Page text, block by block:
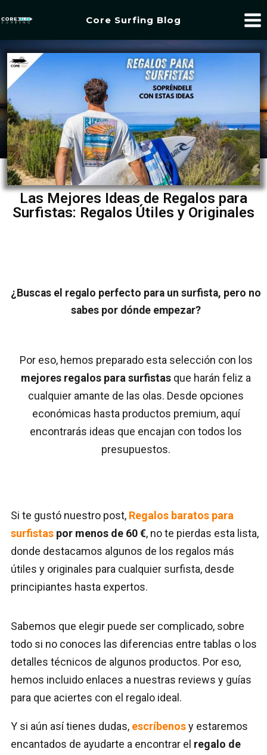
Core Surfing Blog
Las Mejores Ideas de Regalos para
Surfistas: Regalos Útiles y Originales
¿Buscas el regalo perfecto para un surfista, pero no
sabes por dónde empezar?
Por eso, hemos preparado esta selección con los
mejores regalos para surfistas que harán feliz a
cualquier amante de las olas. Desde opciones
económicas hasta productos premium, aquí
encontrarás ideas que encajan con todos los
presupuestos.
Si te gustó nuestro post, Regalos baratos para
surfistas por menos de 60 €, no te pierdas esta lista,
donde destacamos algunos de los regalos más
útiles y originales para cualquier surfista, desde
principiantes hasta expertos.
Sabemos que elegir puede ser complicado, sobre
todo si no conoces las diferencias entre tablas o los
detalles técnicos de algunos productos. Por eso,
hemos incluido enlaces a nuestras reviews y guías
para que aciertes con el regalo ideal.
Y si aún así tienes dudas, escríbenosy estaremos
encantados de ayudarte a encontrar el regalo de